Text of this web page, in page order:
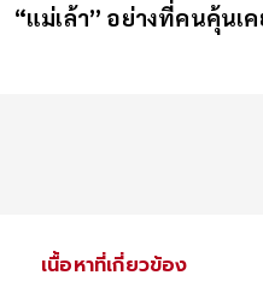
“แม่เล้า” อย่างที่คนคุ้นเ
เนื้อหาที่เกี่ยวข้อง